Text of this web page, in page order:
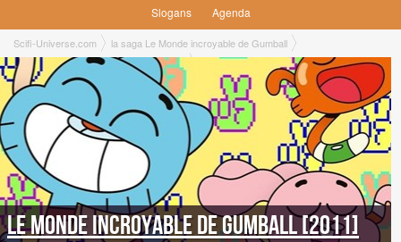
Slogans
Agenda
Scifi-Universe.com
la saga Le Monde incroyable de Gumball
Le Monde incroyable de Gumball [2011]
Le Monde incroyable de Gumball saison 4
4x31 ● La Nuit
Le Monde incroyable de Gumball [2011]